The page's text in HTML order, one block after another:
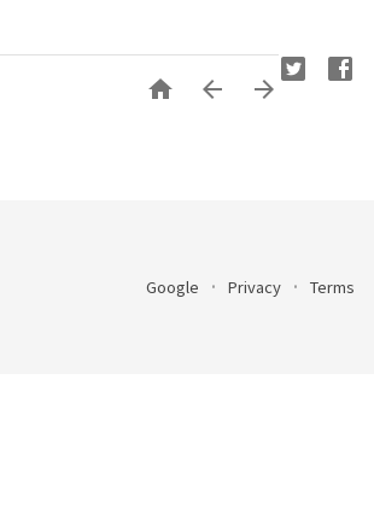
  
Google Privacy Terms